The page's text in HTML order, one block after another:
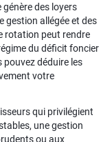
des loyers
gestion allégée et des
rotation peut rendre
du déficit foncier
déduire les
votre
qui privilégient
une gestion
ou aux